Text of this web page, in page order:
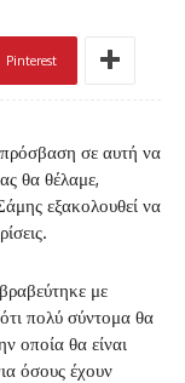
Pinterest
σε αυτή να
θα θέλαμε,
εξακολουθεί να
με
πολύ σύντομα θα
οποία θα είναι
όσους έχουν